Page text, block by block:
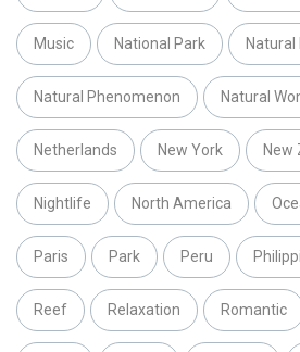
Music National Park Natural
Natural Phenomenon Natural
Netherlands New York New
Nightlife North America
Paris Park Peru
Reef Relaxation Romantic